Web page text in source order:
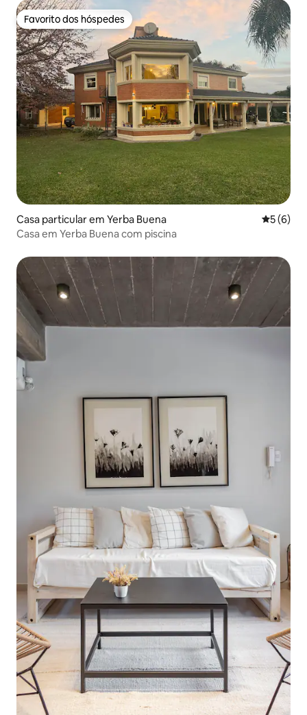
Favorito dos hóspedes
Favorito dos hóspedes
Casa particular em Yerba Buena
5 (6)
Casa em Yerba Buena com piscina